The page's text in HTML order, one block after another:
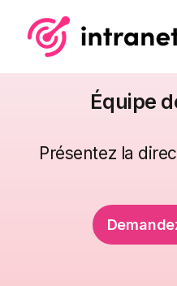
Équipe
Présentez la